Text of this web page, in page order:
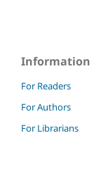
Information
For Readers
For Authors
For Librarians